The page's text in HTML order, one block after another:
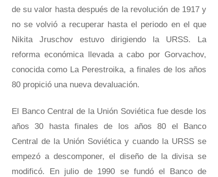
de su valor hasta después de la revolución de 1917 y
no se volvió a recuperar hasta el periodo en el que
Nikita Jruschov estuvo dirigiendo la URSS. La
reforma económica llevada a cabo por Gorvachov,
conocida como La Perestroika, a finales de los años
80 propició una nueva devaluación.
El Banco Central de la Unión Soviética fue desde los
años 30 hasta finales de los años 80 el Banco
Central de la Unión Soviética y cuando la URSS se
empezó a descomponer, el diseño de la divisa se
modificó. En julio de 1990 se fundó el Banco de